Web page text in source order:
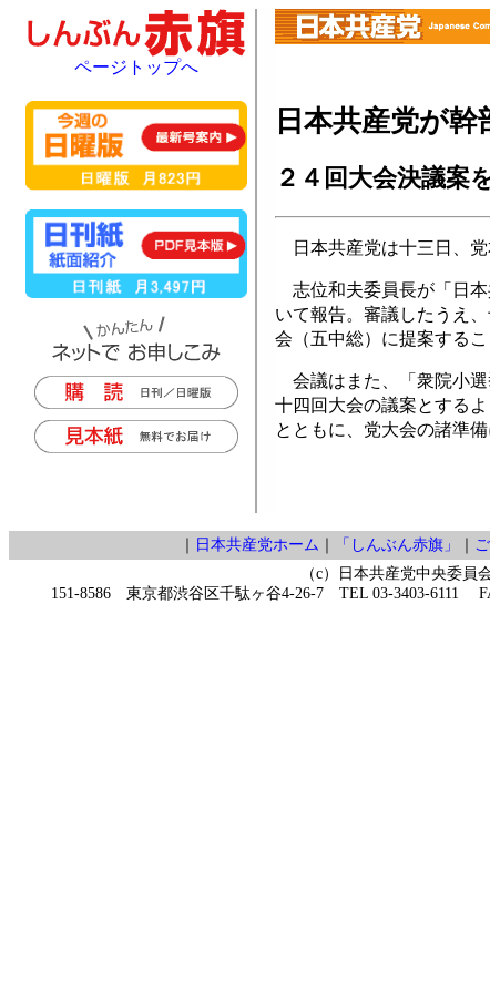
日本共産党が幹
２４回大会決議案
日本共産党は十三日、党
志位和夫委員長が「日
いて報告。審議したうえ
会（五中総）に提案するこ
会議はまた、「衆院小選
十四回大会の議案とする
とともに、党大会の諸準
ページトップへ
｜ 日本共産党ホーム ｜ 「しんぶん赤旗」 ｜
（c）日本共産党中央委員
151-8586 東京都渋谷区千駄ヶ谷4-26-7 TEL 03-3403-6111